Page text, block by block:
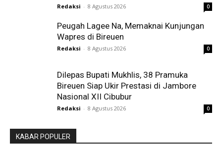
Redaksi - 8 Agustus 2026 0
Peugah Lagee Na, Memaknai Kunjungan
Wapres di Bireuen
Redaksi - 8 Agustus 2026 0
Dilepas Bupati Mukhlis, 38 Pramuka
Bireuen Siap Ukir Prestasi di Jambore
Nasional XII Cibubur
Redaksi - 8 Agustus 2026 0
KABAR POPULER